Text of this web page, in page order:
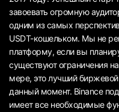
завоевать огромную
одним из самых
USDT-кошельком. Мы не
платформу, если вы
существуют ограничения
мере, это лучший
данный момент. Binance
имеет все необходимые